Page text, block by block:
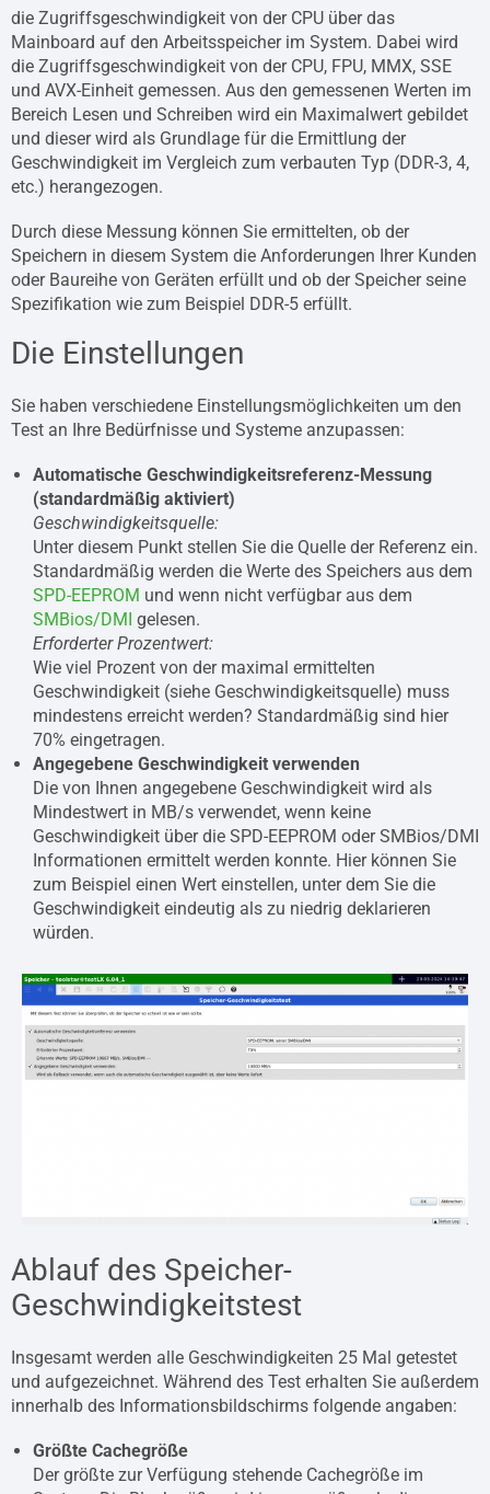
die Zugriffsgeschwindigkeit von der CPU über das
Mainboard auf den Arbeitsspeicher im System. Dabei wird
die Zugriffsgeschwindigkeit von der CPU, FPU, MMX, SSE
und AVX-Einheit gemessen. Aus den gemessenen Werten im
Bereich Lesen und Schreiben wird ein Maximalwert gebildet
und dieser wird als Grundlage für die Ermittlung der
Geschwindigkeit im Vergleich zum verbauten Typ (DDR-3, 4,
etc.) herangezogen.
Durch diese Messung können Sie ermittelten, ob der
Speichern in diesem System die Anforderungen Ihrer Kunden
oder Baureihe von Geräten erfüllt und ob der Speicher seine
Spezifikation wie zum Beispiel DDR-5 erfüllt.
Die Einstellungen
Sie haben verschiedene Einstellungsmöglichkeiten um den
Test an Ihre Bedürfnisse und Systeme anzupassen:
Automatische Geschwindigkeitsreferenz-Messung
(standardmäßig aktiviert)
Geschwindigkeitsquelle:
Unter diesem Punkt stellen Sie die Quelle der Referenz ein.
Standardmäßig werden die Werte des Speichers aus dem
SPD-EEPROM und wenn nicht verfügbar aus dem
SMBios/DMI gelesen.
Erforderter Prozentwert:
Wie viel Prozent von der maximal ermittelten
Geschwindigkeit (siehe Geschwindigkeitsquelle) muss
mindestens erreicht werden? Standardmäßig sind hier
70% eingetragen.
Angegebene Geschwindigkeit verwenden
Die von Ihnen angegebene Geschwindigkeit wird als
Mindestwert in MB/s verwendet, wenn keine
Geschwindigkeit über die SPD-EEPROM oder SMBios/DMI
Informationen ermittelt werden konnte. Hier können Sie
zum Beispiel einen Wert einstellen, unter dem Sie die
Geschwindigkeit eindeutig als zu niedrig deklarieren
würden.
Ablauf des Speicher-
Geschwindigkeitstest
Insgesamt werden alle Geschwindigkeiten 25 Mal getestet
und aufgezeichnet. Während des Test erhalten Sie außerdem
innerhalb des Informationsbildschirms folgende angaben:
Größte Cachegröße
Der größte zur Verfügung stehende Cachegröße im